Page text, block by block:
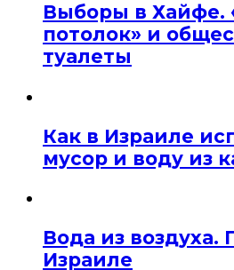
Выборы в Хайфе.
потолок» и
туалеты
Как в Израиле
мусор и воду из
Вода из воздуха.
Израиле